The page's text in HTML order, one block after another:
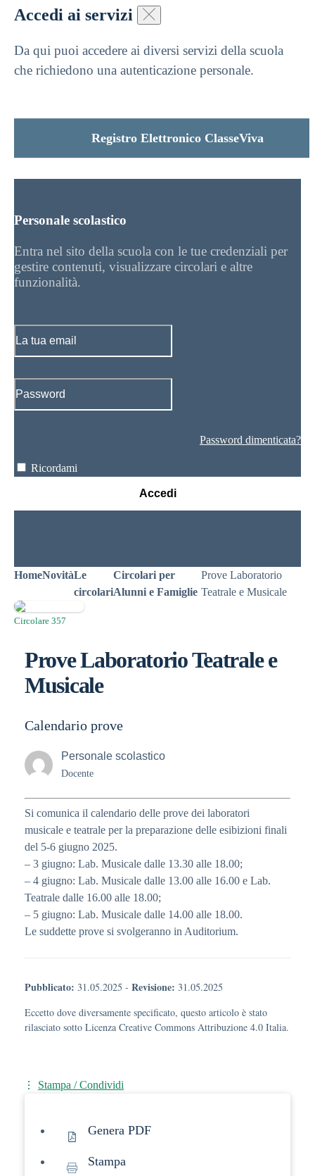
Accedi ai servizi
Da qui puoi accedere ai diversi servizi della scuola
che richiedono una autenticazione personale.
Registro Elettronico ClasseViva
Personale scolastico
Entra nel sito della scuola con le tue credenziali per
gestire contenuti, visualizzare circolari e altre
funzionalità.
Password dimenticata?
Ricordami
Accedi
HomeNovitàLe
circolari
Circolari per
Alunni e Famiglie
Prove Laboratorio
Teatrale e Musicale
Circolare 357
Prove Laboratorio Teatrale e
Musicale
Calendario prove
Personale scolastico
Docente
Si comunica il calendario delle prove dei laboratori
musicale e teatrale per la preparazione delle esibizioni finali
del 5-6 giugno 2025.
– 3 giugno: Lab. Musicale dalle 13.30 alle 18.00;
– 4 giugno: Lab. Musicale dalle 13.00 alle 16.00 e Lab.
Teatrale dalle 16.00 alle 18.00;
– 5 giugno: Lab. Musicale dalle 14.00 alle 18.00.
Le suddette prove si svolgeranno in Auditorium.
Pubblicato: 31.05.2025 - Revisione: 31.05.2025
Eccetto dove diversamente specificato, questo articolo è stato
rilasciato sotto Licenza Creative Commons Attribuzione 4.0 Italia.
Stampa / Condividi
Genera PDF
Stampa